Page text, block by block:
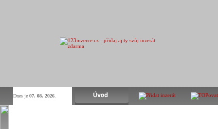
Dnes je 07. 08. 2026